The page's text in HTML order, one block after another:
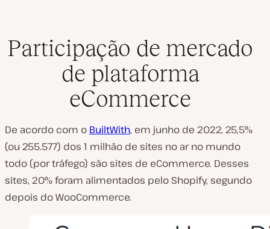
Participação de mercado
de plataforma
eCommerce
De acordo com o BuiltWith, em junho de 2022, 25,5%
(ou 255.577) dos 1 milhão de sites no ar no mundo
todo (por tráfego) são sites de eCommerce. Desses
sites, 20% foram alimentados pelo Shopify, segundo
depois do WooCommerce.